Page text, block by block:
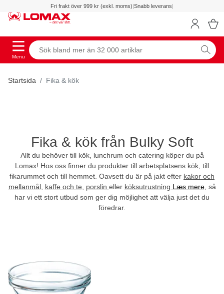
Fri frakt över 999 kr (exkl. moms)|Snabb leverans|
Menu
Startsida Fika & kök
Fika & kök från Bulky Soft
Allt du behöver till kök, lunchrum och catering köper du på
Lomax! Hos oss finner du produkter till arbetsplatsens kök, till
fikarummet och till hemmet. Oavsett du är på jakt efter kakor och
mellanmål, kaffe och te porslin eller köksutrustning Læs mere, så
har vi ett stort utbud som ger dig möjlighet att välja just det du
föredrar.